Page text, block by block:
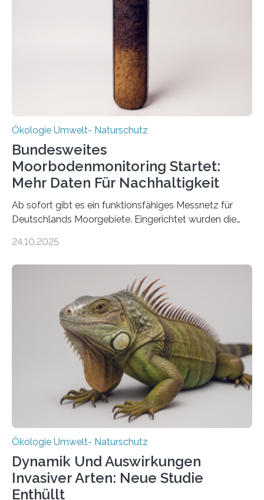
Stadtreinigung Leipzig konzipierte und am 24. Oktober
2025 offiziell eingeweihte Stadtrundgang „KreisLauf“. Er
ist ab sofort im Leipziger Stadtgebiet…
Ökologie Umwelt- Naturschutz
Bundesweites
Moorbodenmonitoring Startet:
Mehr Daten Für Nachhaltigkeit
Ab sofort gibt es ein funktionsfähiges Messnetz für
Deutschlands Moorgebiete. Eingerichtet wurden die
vergangenen fünf Jahren von Wissenschaftlerinnen
heutigen Donnerstag übergeben sie ihren Bericht zur
Aufbauphase an den Auftraggeber, das
Bundesministerium für Landwirtschaft, Ernährung und
Heimat. Braunschweig/Eberswalde (23. Oktober 2025).
Ein Netz aus 155 Messstationen spannt sich neuerdings
über Deutschlands Moorböden. Eingerichtet wurden sie
in den vergangenen fünf Jahren von
Wissenschaftlerinnen und Wissenschaftlern des
Thünen-Instituts für Agrarklimaschutz…
24.10.2025
Ökologie Umwelt- Naturschutz
Dynamik Und Auswirkungen
Invasiver Arten: Neue Studie
Enthüllt